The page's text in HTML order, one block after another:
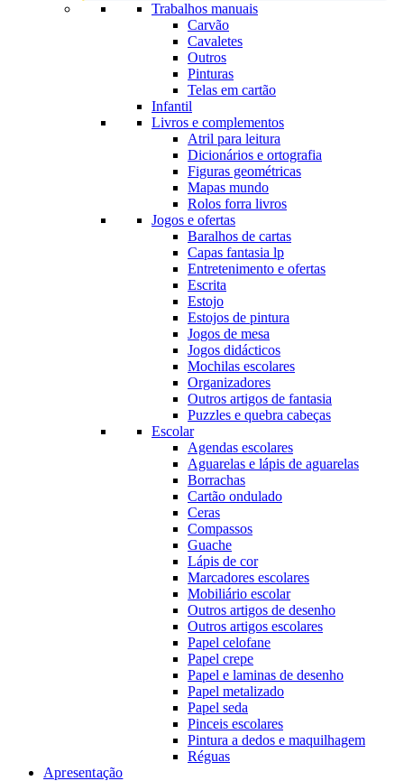
Trabalhos manuais
Carvão
Cavaletes
Outros
Pinturas
Telas em cartão
Infantil
Livros e complementos
Atril para leitura
Dicionários e ortografia
Figuras geométricas
Mapas mundo
Rolos forra livros
Jogos e ofertas
Baralhos de cartas
Capas fantasia lp
Entretenimento e ofertas
Escrita
Estojo
Estojos de pintura
Jogos de mesa
Jogos didácticos
Mochilas escolares
Organizadores
Outros artigos de fantasia
Puzzles e quebra cabeças
Escolar
Agendas escolares
Aguarelas e lápis de aguarelas
Borrachas
Cartão ondulado
Ceras
Compassos
Guache
Lápis de cor
Marcadores escolares
Mobiliário escolar
Outros artigos de desenho
Outros artigos escolares
Papel celofane
Papel crepe
Papel e laminas de desenho
Papel metalizado
Papel seda
Pinceis escolares
Pintura a dedos e maquilhagem
Réguas
Apresentação